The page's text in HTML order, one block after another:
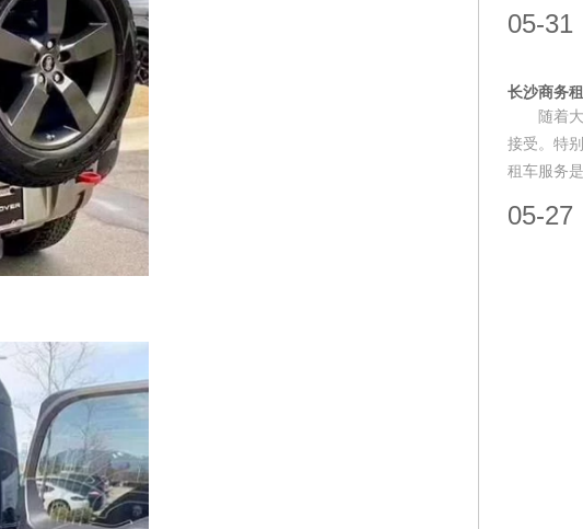
05-31
长沙商务
随着大
接受。特
租车服务
05-27